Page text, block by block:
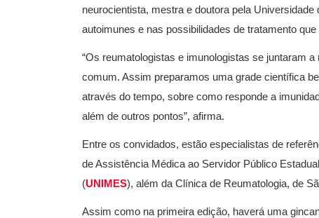
neurocientista, mestra e doutora pela
autoimunes e nas possibilidades de tratamento
“Os reumatologistas e imunologistas se juntaram
comum. Assim preparamos uma grade científica
através do tempo, sobre como responde a
além de outros pontos”, afirma.
Entre os convidados, estão especialistas de
de Assistência Médica ao Servidor Público
(UNIMES), além da Clínica de Reumatologia, de
Assim como na primeira edição, haverá uma